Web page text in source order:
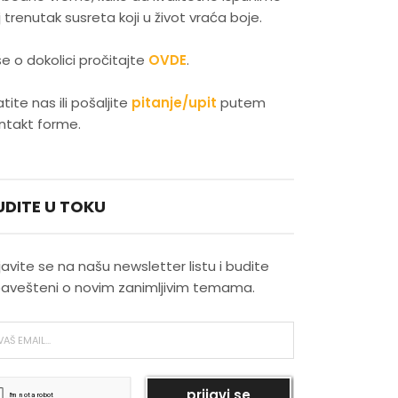
trenutak susreta koji u život vraća boje.
o dokolici pročitajte OVDE.
nas ili pošaljite pitanje/upit putem
forme.
U TOKU
se na našu newsletter listu i budite
o novim zanimljivim temama.
Latino plesovi kao izraz
Evropski gradovi koji su
rekreacija